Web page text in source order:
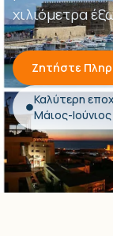
χιλιόμετρα
Ζητήστε
Καλύτερη
Μάιος-